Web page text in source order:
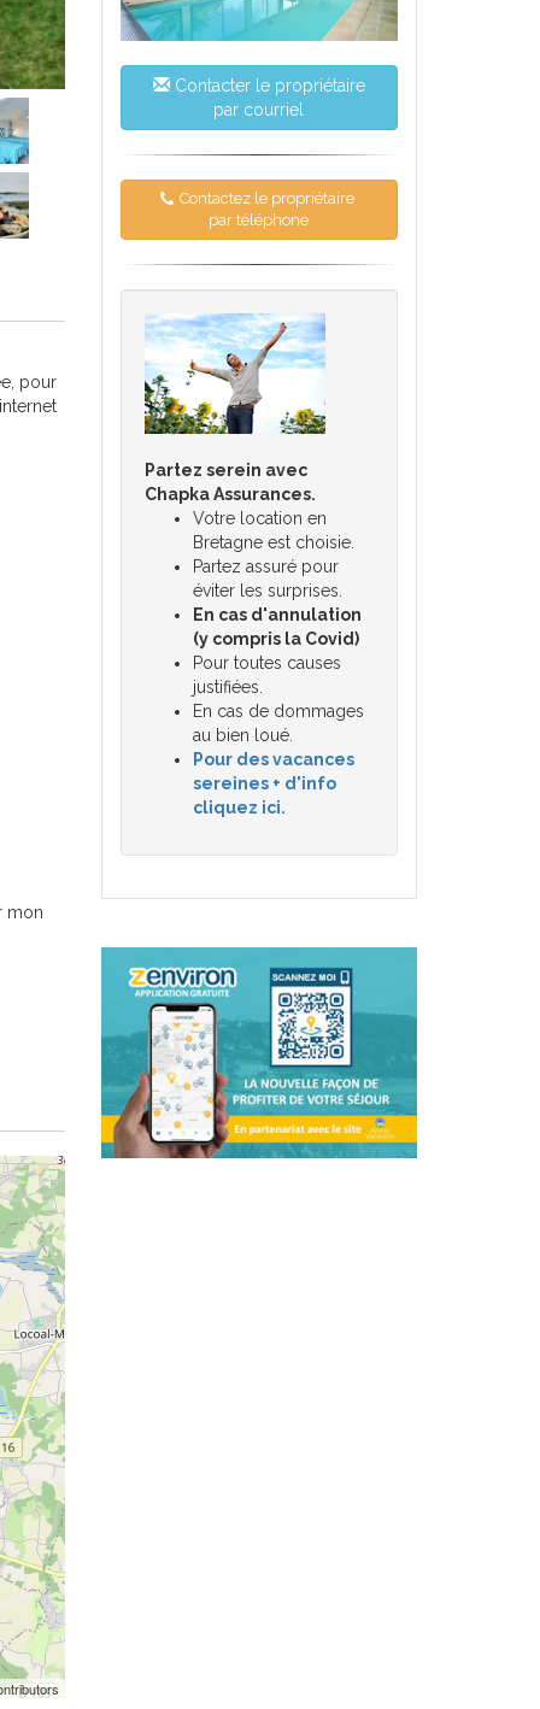
pour
mon
Contacter le propriétaire
par courriel
Contactez le propriétaire
par téléphone
Partez serein avec
Chapka Assurances.
Votre location en
Bretagne est choisie.
Partez assuré pour
éviter les surprises.
En cas d'annulation
(y compris la Covid)
Pour toutes causes
justifiées.
En cas de dommages
au bien loué.
Pour des vacances
sereines + d'info
cliquez ici.